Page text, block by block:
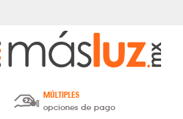
MÚLTIPLES
opciones de pago